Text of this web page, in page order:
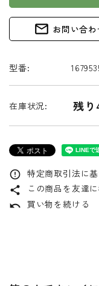
mail_outline お問い合わ
型番:
在庫状況: 残り
error_outline 特定商取引法に
share
この商品を友達
undo 買い物を続ける